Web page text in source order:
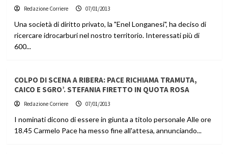
Redazione Corriere 07/01/2013
Una società di diritto privato, la "Enel Longanesi", ha deciso di
ricercare idrocarburi nel nostro territorio. Interessati più di
600...
COLPO DI SCENA A RIBERA: PACE RICHIAMA TRAMUTA,
CAICO E SGRO’. STEFANIA FIRETTO IN QUOTA ROSA
Redazione Corriere 07/01/2013
I nominati dicono di essere in giunta a titolo personale Alle ore
18.45 Carmelo Pace ha messo fine all'attesa, annunciando...